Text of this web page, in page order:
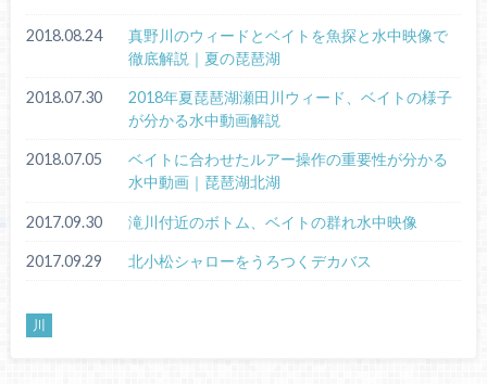
2018.08.24
真野川のウィードとベイトを魚探と水中映像で
徹底解説｜夏の琵琶湖
2018.07.30
2018年夏琵琶湖瀬田川ウィード、ベイトの様子
が分かる水中動画解説
2018.07.05
ベイトに合わせたルアー操作の重要性が分かる
水中動画｜琵琶湖北湖
2017.09.30 滝川付近のボトム、ベイトの群れ水中映像
2017.09.29 北小松シャローをうろつくデカバス
川